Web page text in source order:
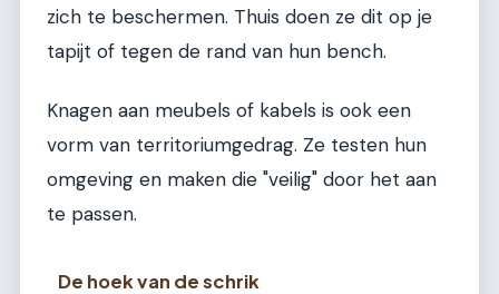
zich te beschermen. Thuis doen ze dit op je
tapijt of tegen de rand van hun bench.
Knagen aan meubels of kabels is ook een
vorm van territoriumgedrag. Ze testen hun
omgeving en maken die "veilig" door het aan
te passen.
De hoek van de schrik